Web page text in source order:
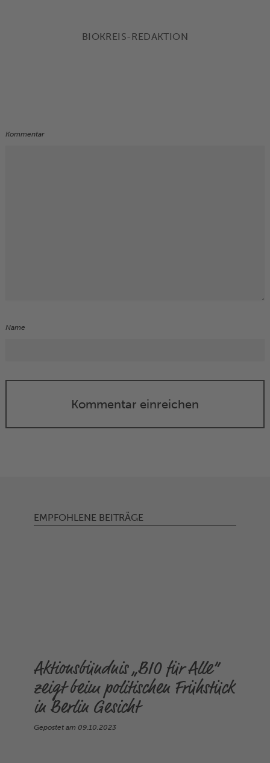
BIOKREIS-REDAKTION
Kommentar
Name
Kommentar einreichen
EMPFOHLENE BEITRÄGE
Aktionsbündnis „BIO für Alle“
zeigt beim politischen Frühstück
in Berlin Gesicht
Gepostet am 09.10.2023